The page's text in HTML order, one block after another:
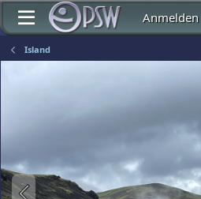
Anmelden
Island